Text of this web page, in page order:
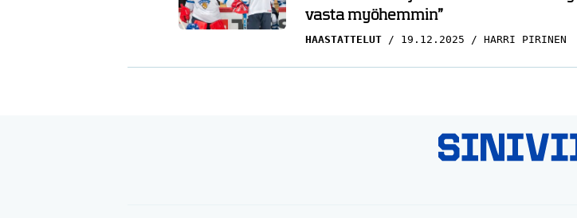
vasta myöhemmin”
HAASTATTELUT 19.12.2025 HARRI PIRINEN